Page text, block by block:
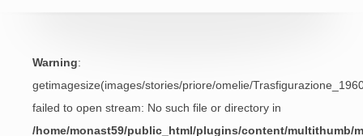
Warning:
getimagesize(images/stories/priore/omelie/
failed to open stream: No such file or directory in
/home/monast59/public_html/plugins/content/multithumb/